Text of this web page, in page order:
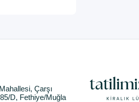
Çarşı
D, Fethiye/Muğla